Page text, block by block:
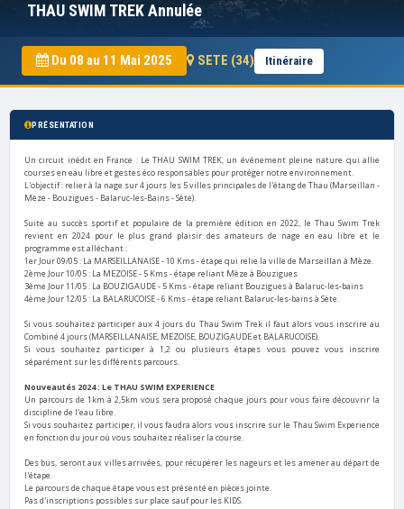
THAU SWIM TREK Annulée
Du 08 au 11 Mai 2025 SETE (34) Itinéraire
PRÉSENTATION
Un circuit inédit en France : Le THAU SWIM TREK, un événement pleine nature qui allie
courses en eau libre et gestes éco responsables pour protéger notre environnement.
L'objectif : relier à la nage sur 4 jours les 5 villes principales de l'étang de Thau (Marseillan -
Mèze - Bouzigues - Balaruc-les-Bains - Sète).
Suite au succès sportif et populaire de la première édition en 2022, le Thau Swim Trek
revient en 2024 pour le plus grand plaisir des amateurs de nage en eau libre et le
programme est alléchant :
1er Jour 09/05 : La MARSEILLANAISE - 10 Kms - étape qui relie la ville de Marseillan à Mèze.
2ème Jour 10/05 : La MEZOISE - 5 Kms - étape reliant Mèze à Bouzigues
3ème Jour 11/05 : La BOUZIGAUDE - 5 Kms - étape reliant Bouzigues à Balaruc-les-bains
4ème Jour 12/05 : La BALARUCOISE - 6 Kms - étape reliant Balaruc-les-bains à Sète.
Si vous souhaitez participer aux 4 jours du Thau Swim Trek il faut alors vous inscrire au
Combiné 4 jours (MARSEILLANAISE, MEZOISE, BOUZIGAUDE et BALARUCOISE).
Si vous souhaitez participer à 1,2 ou plusieurs étapes vous pouvez vous inscrire
séparément sur les différents parcours.
Nouveautés 2024 : Le THAU SWIM EXPERIENCE
Un parcours de 1km à 2,5km vous sera proposé chaque jours pour vous faire découvrir la
discipline de l'eau libre.
Si vous souhaitez participer, il vous faudra alors vous inscrire sur le Thau Swim Experience
en fonction du jour où vous souhaitez réaliser la course.
Des bus, seront aux villes arrivées, pour récupérer les nageurs et les amener au départ de
l'étape.
Le parcours de chaque étape vous est présenté en pièces jointe.
Pas d'inscriptions possibles sur place sauf pour les KIDS.